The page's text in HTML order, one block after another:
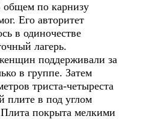
по карнизу
Его авторитет
в одиночестве
лагерь.
поддерживали за
в группе. Затем
триста-четыреста
плите в под углом
Плита покрыта мелкими